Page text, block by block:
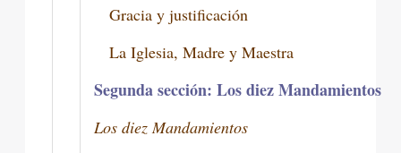
Gracia y justificación
La Iglesia, Madre y Maestra
Segunda sección: Los diez Mandamientos
Los diez Mandamientos